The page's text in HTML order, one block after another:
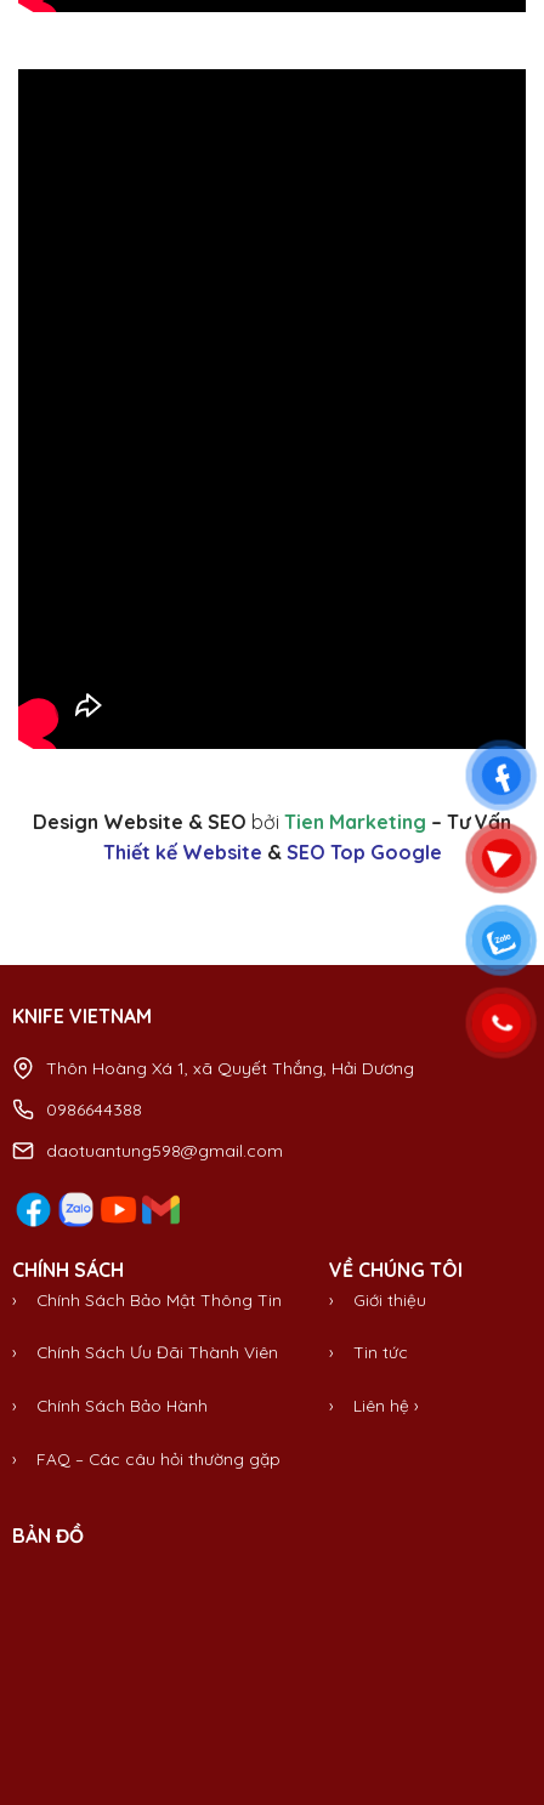
Design Website & SEO bởi Tien Marketing – Tư Vấn
Thiết kế Website & SEO Top Google
KNIFE VIETNAM
Thôn Hoàng Xá 1, xã Quyết Thắng, Hải Dương
0986644388
daotuantung598@gmail.com
CHÍNH SÁCH
› Chính Sách Bảo Mật Thông Tin
› Chính Sách Ưu Đãi Thành Viên
› Chính Sách Bảo Hành
› FAQ – Các câu hỏi thường gặp
VỀ CHÚNG TÔI
› Giới thiệu
›Tin tức
› Liên hệ ›
BẢN ĐỒ